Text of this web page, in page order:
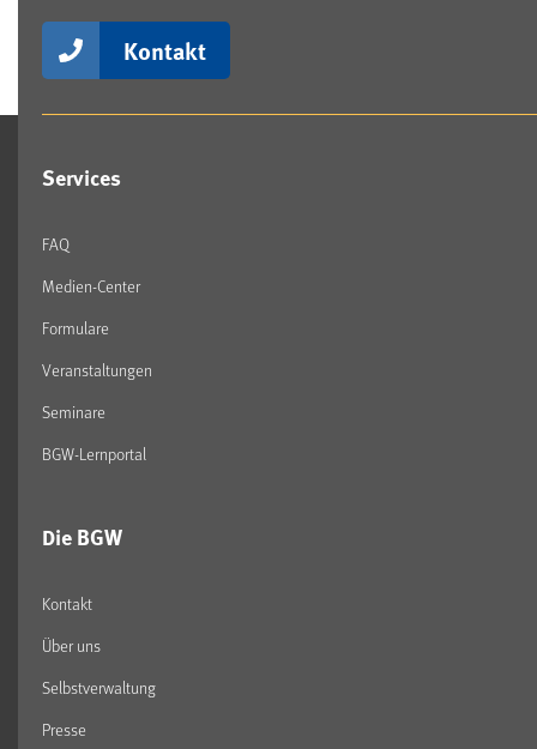
Kontakt
Services
FAQ
Medien-Center
Formulare
Veranstaltungen
Seminare
BGW-Lernportal
Die BGW
Kontakt
Über uns
Selbstverwaltung
Presse